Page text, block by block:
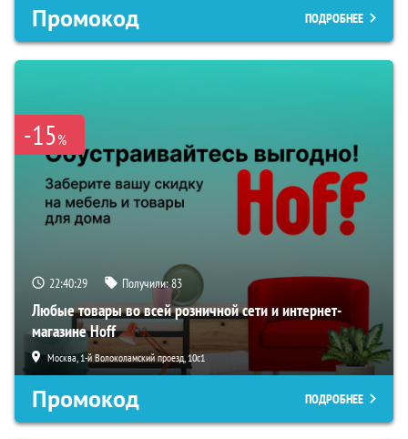
Промокод ПОДРОБНЕЕ
-15%
22:40:27 Получили:83
Любые товары во всей розничной сети и интернет-
магазине Hoff
Москва, 1-й Волоколамский проезд, 10с1
Промокод ПОДРОБНЕЕ